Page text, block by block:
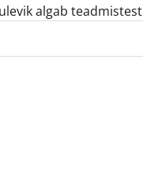
algab teadmistest